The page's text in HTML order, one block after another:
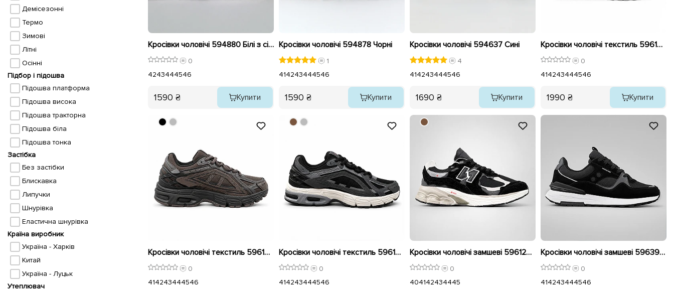
Демісезонні
Термо
Зимові
Літні
Осінні
Підбор і підошва
Підошва платформа
Підошва висока
Підошва тракторна
Підошва біла
Підошва тонка
Застібка
Без застібки
Блискавка
Липучки
Шнурівка
Еластична шнурівка
Країна виробник
Україна - Харків
Китай
Україна - Луцьк
Утеплювач
Кросівки чоловічі 594880 Білі з сірим
0
4243444546
1590 ₴ Купити
Кросівки чоловічі 594878 Чорні
1
414243444546
1590 ₴ Купити
Кросівки чоловічі 594637 Сині
4
414243444546
1690 ₴ Купити
Кросівки чоловічі текстиль 596157 Темно сірі
0
414243444546
1990 ₴ Купити
Кросівки чоловічі текстиль 596155 Коричневі
0
414243444546
Кросівки чоловічі текстиль 596156 Чорні
0
414243444546
Кросівки чоловічі замшеві 596128 Чорні
0
404142434445
Кросівки чоловічі замшеві 596390 Чорні
0
414243444546